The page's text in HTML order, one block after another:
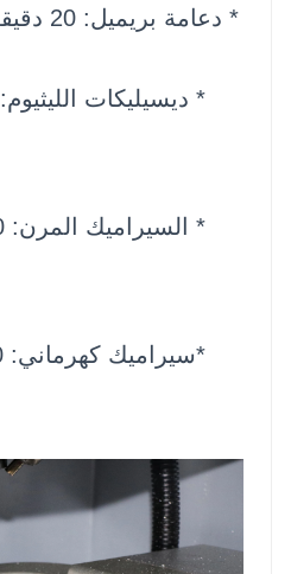
* دعامة بريميل: 20 دقيقة
* ديسيليكات الليثيوم: 20 دقيقة
* السيراميك المرن: 20 دقيقة
*سيراميك كهرماني: 20 دقيقة